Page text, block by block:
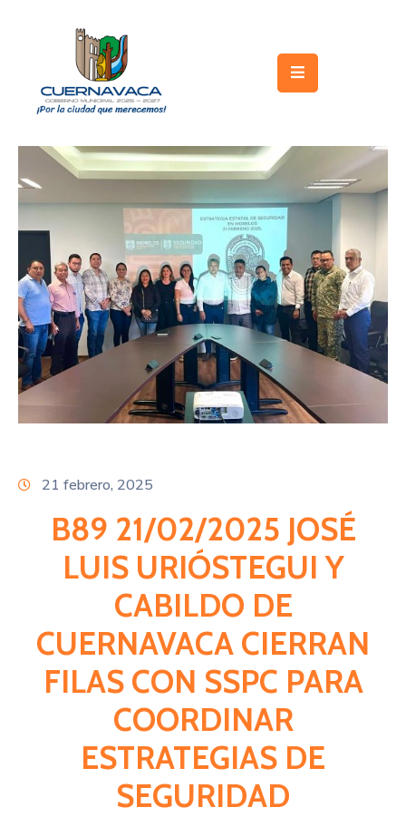
Gobierno
Turismo
Trámites
Servicios
Licitaciones
Transparencia
Directorio
Citas
21 febrero, 2025
B89 21/02/2025 JOSÉ
LUIS URIÓSTEGUI Y
CABILDO DE
CUERNAVACA CIERRAN
FILAS CON SSPC PARA
COORDINAR
ESTRATEGIAS DE
SEGURIDAD